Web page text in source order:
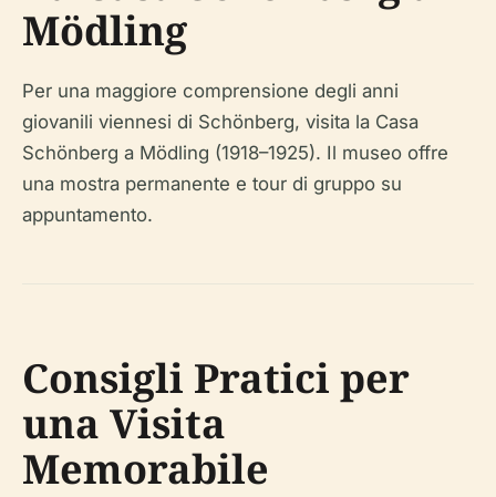
Mödling
Per una maggiore comprensione degli anni
giovanili viennesi di Schönberg, visita la Casa
Schönberg a Mödling (1918–1925). Il museo offre
una mostra permanente e tour di gruppo su
appuntamento.
Consigli Pratici per
una Visita
Memorabile